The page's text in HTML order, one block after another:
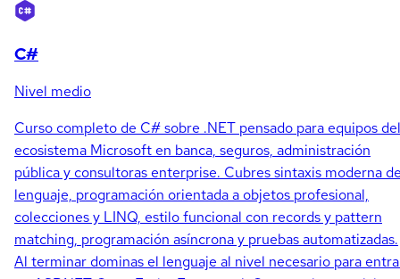
C#
Nivel medio
Curso completo de C# sobre .NET pensado para equipos del
ecosistema Microsoft en banca, seguros, administración
pública y consultoras enterprise. Cubres sintaxis moderna
lenguaje, programación orientada a objetos profesional,
colecciones y LINQ, estilo funcional con records y pattern
matching, programación asíncrona y pruebas automatizadas.
Al terminar dominas el lenguaje al nivel necesario para